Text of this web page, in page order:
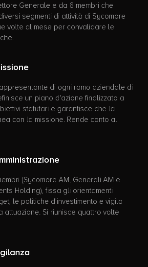
Generale e da 6 membri che
segmenti di attività di Sycomore
volte al mese per convalidare le
di ogni ramo aziendale di
un piano d'azione finalizzato a
statutari e garantisce che la
con la missione. Rende conto al
(Sycomore AM, Generali AM e
Holding), fissa gli orientamenti
le politiche d'investimento e vigila
attuazione. Si riunisce quattro volte